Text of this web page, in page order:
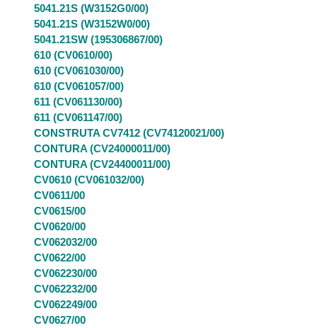
5041.21S (W3152G0/00)
5041.21S (W3152W0/00)
5041.21SW (195306867/00)
610 (CV0610/00)
610 (CV061030/00)
610 (CV061057/00)
611 (CV061130/00)
611 (CV061147/00)
CONSTRUTA CV7412 (CV74120021/00)
CONTURA (CV24000011/00)
CONTURA (CV24400011/00)
CV0610 (CV061032/00)
CV0611/00
CV0615/00
CV0620/00
CV062032/00
CV0622/00
CV062230/00
CV062232/00
CV062249/00
CV0627/00